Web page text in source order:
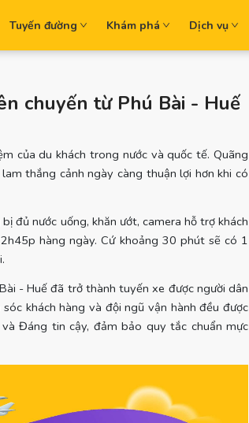
Tuyến đường Khám phá Dịch vụ
chuyến từ Phú Bài - Huế
của du khách trong nước và quốc tế. Quãng
thắng cảnh ngày càng thuận lợi hơn khi có
đủ nước uống, khăn ướt, camera hỗ trợ khách
hàng ngày. Cứ khoảng 30 phút sẽ có 1
- Huế đã trở thành tuyến xe được người dân
khách hàng và đội ngũ vận hành đều được
Đáng tin cậy, đảm bảo quy tắc chuẩn mực